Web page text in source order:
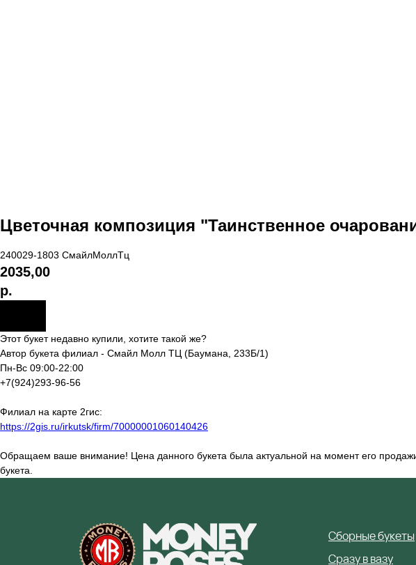
Цветочная композиция "Таинственное
240029-1803 СмайлМоллТц
2035,00
р.
Этот букет недавно купили, хотите такой же?
Автор букета филиал - Смайл Молл ТЦ (Баумана, 233Б/1)
Пн-Вс 09:00-22:00
+7(924)293-96-56
Филиал на карте 2гис:
https://2gis.ru/irkutsk/firm/70000001060140426
Обращаем ваше внимание! Цена данного букета была актуальной на момент его
букета.
Сразу в вазу
Сборные букеты